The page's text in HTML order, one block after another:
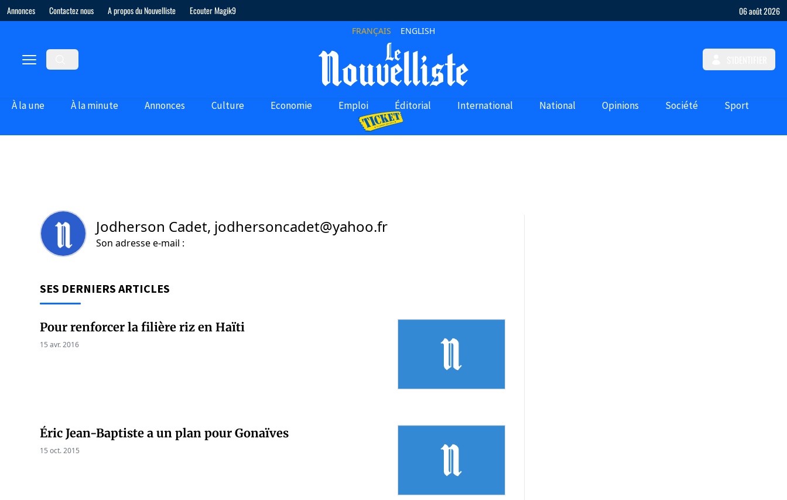
Annonces Contactez nous A propos du Nouvelliste Ecouter Magik9 06 août 2026
FRANÇAIS ENGLISH
À la une À la minute Annonces Culture Economie Emploi Éditorial International National Opinions Société Sport
Jodherson Cadet, jodhersoncadet@yahoo.fr
Son adresse e-mail :
SES DERNIERS ARTICLES
Pour renforcer la filière riz en Haïti
15 avr. 2016
Éric Jean-Baptiste a un plan pour Gonaïves
15 oct. 2015